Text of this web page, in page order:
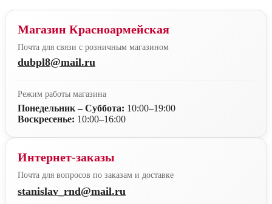
Магазин Красноармейская
Почта для связи с розничным магазином
dubpl8@mail.ru
Режим работы магазина
Понедельник – Суббота: 10:00–19:00
Воскресенье: 10:00–16:00
Интернет-заказы
Почта для вопросов по заказам и доставке
stanislav_rnd@mail.ru